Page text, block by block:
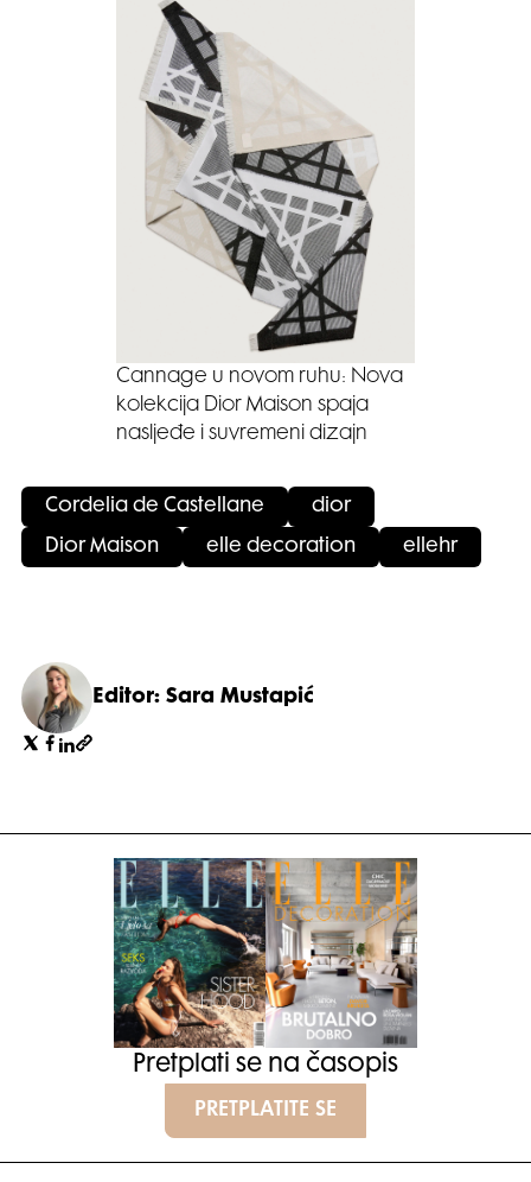
Cannage u novom ruhu: Nova
kolekcija Dior Maison spaja
nasljeđe i suvremeni dizajn
Cordelia de Castellane dior
Dior Maison elle decoration ellehr
Editor: Sara Mustapić
Pretplati se na časopis
PRETPLATITE SE